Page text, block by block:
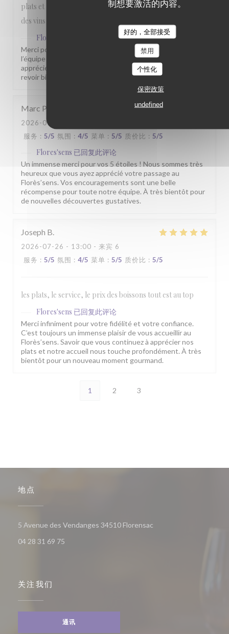
制想要激活的内容。
好的，全部接受
禁用
个性化
保密政策
undefined
plats et une quantité dans l'assiette bien satisfaisante. Prix
des vins plus qu'honorable.
Flores'sens
Merci pour votre commentaire sympathique. Toute
l’équipe du Florès’sens est heureuse que vous ayez
apprécié votre passage chez nous. Nous espérons vous
revoir bientôt pour vous faire découvrir d’autres saveurs.
Marc P
2026-07-31
服务 : 5/5 氛围 : 4/5 菜单 : 5/5 质价比 : 5/5
Flores'sens 已回复此评论
Un immense merci pour vos 5 étoiles ! Nous sommes très
heureux que vous ayez apprécié votre passage au
Florès’sens. Vos encouragements sont une belle
récompense pour toute notre équipe. À très bientôt pour
de nouvelles découvertes gustatives.
Joseph B
2026-07-26 - 13:00 - 来宾 6
服务 : 5/5 氛围 : 4/5 菜单 : 5/5 质价比 : 5/5
les plats, le service, le prix des boissons tout est au top
Flores'sens 已回复此评论
Merci infiniment pour votre fidélité et votre confiance.
C’est toujours un immense plaisir de vous accueillir au
Florès’sens. Savoir que vous continuez à apprécier nos
plats et notre accueil nous touche profondément. À très
bientôt pour un nouveau moment gourmand.
1 2 3
地点
5 Avenue des Vendanges 34510 Florensac
04 28 31 69 75
关注我们
通讯